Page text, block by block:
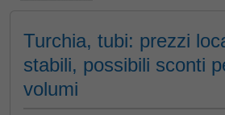
Turchia, tubi: prezzi
stabili, possibili sconti
volumi